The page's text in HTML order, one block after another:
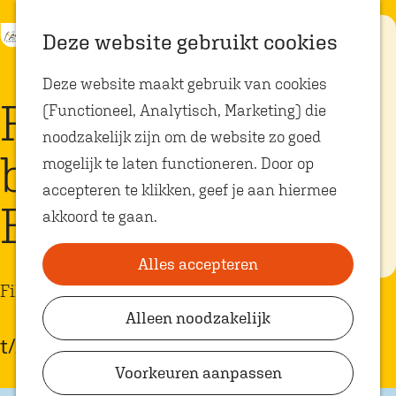
Deze website gebruikt cookies
Deze website maakt gebruik van cookies
(Functioneel, Analytisch, Marketing) die
noodzakelijk zijn om de website zo goed
mogelijk te laten functioneren. Door op
accepteren te klikken, geef je aan hiermee
akkoord te gaan.
Alles accepteren
Alleen noodzakelijk
Voorkeuren aanpassen
n
a
a
r
e
o
e
K
a
r
t
Z
e
k
e
n
e
n
u
Eten met
Op zoek naar
kindvriendelijke
restaurants in
Oosterhout? In
Oosterhout vind
je volop plekken
waar je gezellig
en lekker kunt
kindvriendelijke
eetadresjes.
Plan je bezoek
VVV Shop
VVV Oosterhout
Film | L'engloutie
bij Theater de
Bussel
Film
t/m 18 juni